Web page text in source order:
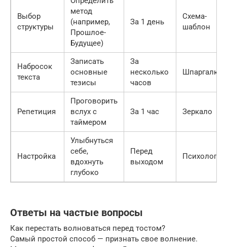
Выбор
структуры
метод
(например,
Прошлое-
Будущее)
За 1 день
Схема-
шаблон
Набросок
текста
Записать
основные
тезисы
За
несколько
часов
Шпаргалка
Репетиция
Проговорить
вслух с
таймером
За 1 час Зеркало
Настройка
Улыбнуться
себе,
вдохнуть
глубоко
Перед
выходом
Психология
Ответы на частые вопросы
Как перестать волноваться перед тостом?
Самый простой способ — признать свое волнение.